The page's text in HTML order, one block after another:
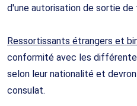
d'une autorisation de sortie de
Ressortissants étrangers et
conformité avec les
selon leur nationalité et
consulat.